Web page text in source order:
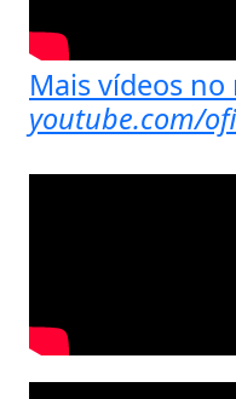
Mais vídeos no
youtube.com/